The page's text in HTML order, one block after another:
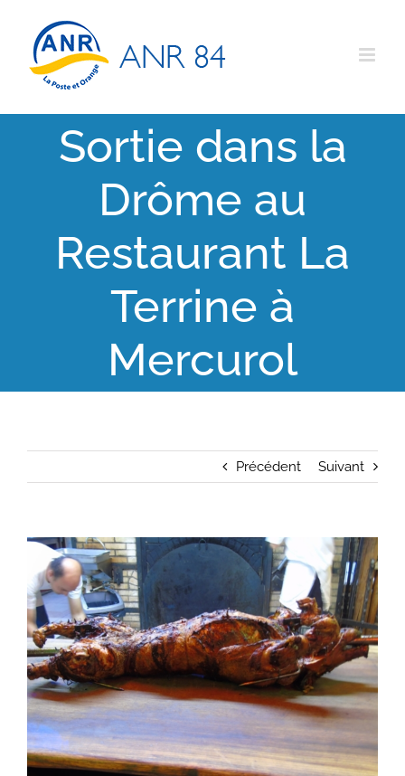
contenu
Sortie dans la
Drôme au
Restaurant La
Terrine à
Mercurol
Précédent Suivant
Voir
l'image
agrandie